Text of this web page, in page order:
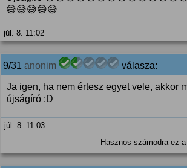
😅😅😅😅😅
júl. 8. 11:02
9/31 anonim válasza:
Ja igen, ha nem értesz egyet vele, akkor
újságíró :D
júl. 8. 11:03
Hasznos számodra ez